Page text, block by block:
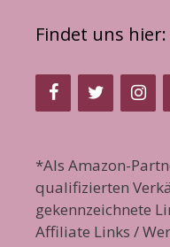
Findet uns hier:
*Als Amazon-
qualifizierten
gekennzeichnete
Affiliate Links /